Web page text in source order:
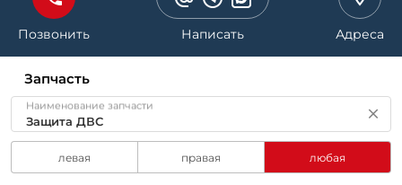
Позвонить Написать Адреса
Запчасть
Наименование запчасти
левая правая любая